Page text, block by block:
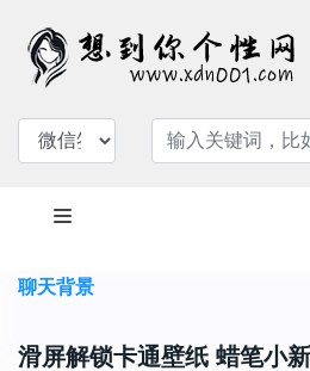
聊天背景
滑屏解锁卡通壁纸 蜡笔小